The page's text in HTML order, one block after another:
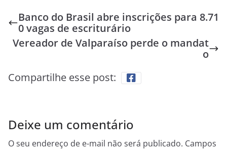
Banco do Brasil abre inscrições para 8.71
0 vagas de escriturário
Vereador de Valparaíso perde o mandat
o
Compartilhe esse post:
Deixe um comentário
O seu endereço de e-mail não será publicado. Campos